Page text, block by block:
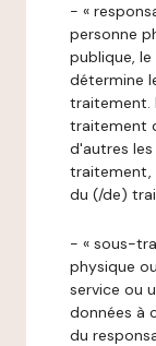
- «
personne
publique,
détermine
traitement.
traitement
d'autres
traitement,
du (/de)
- « sous-
physique
service ou
données à
du